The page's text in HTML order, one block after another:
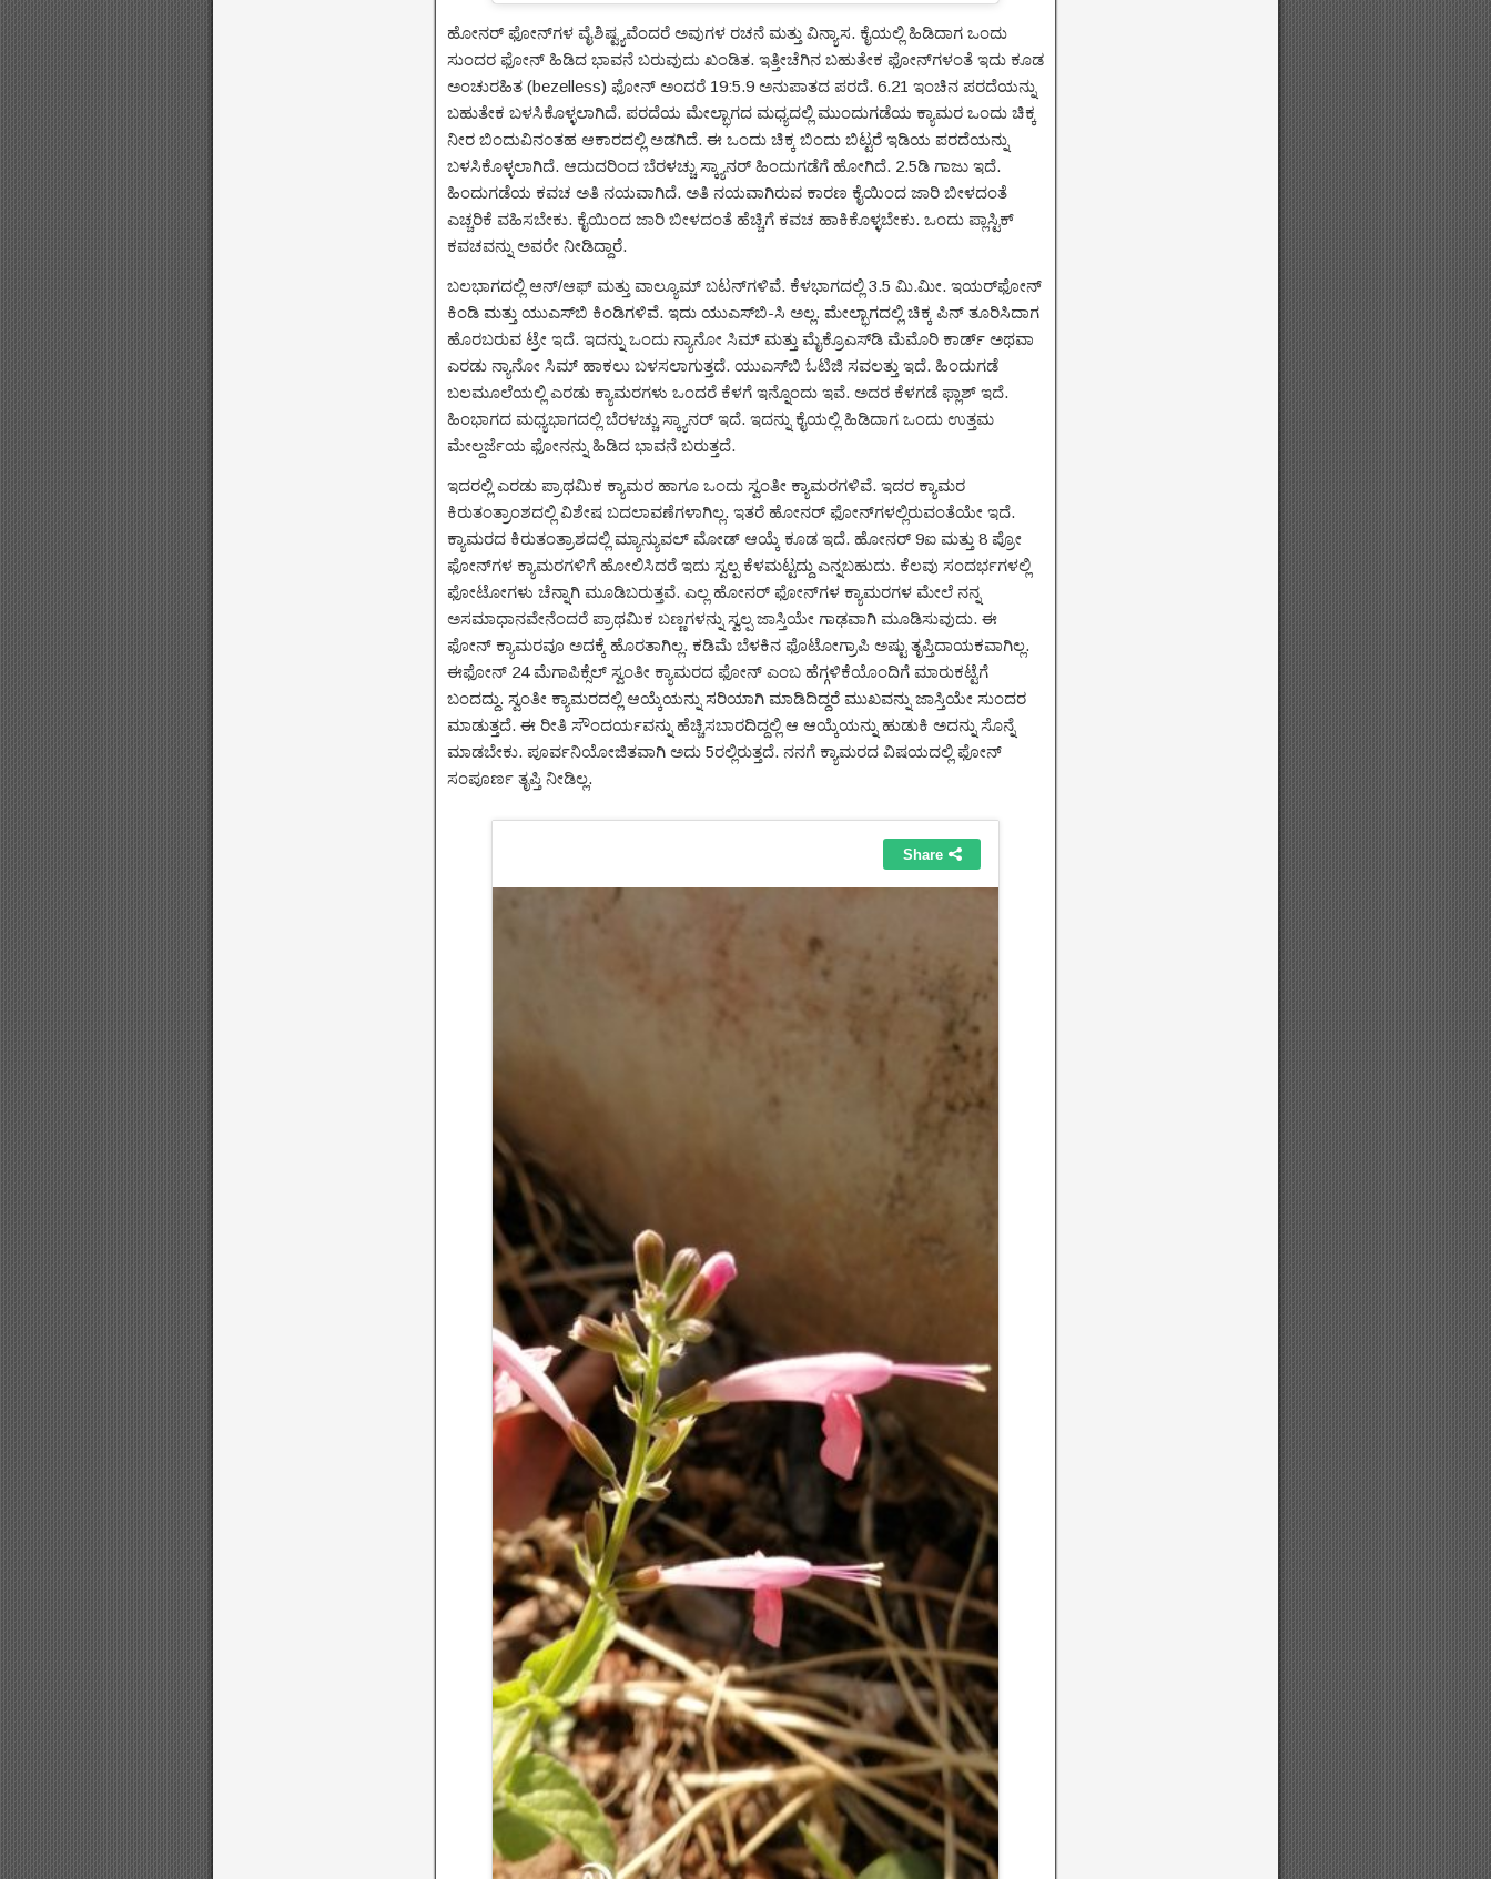
ಹೋನರ್ ಫೋನ್‌ಗಳ ವೈಶಿಷ್ಟ್ಯವೆಂದರೆ ಅವುಗಳ ರಚನೆ ಮತ್ತು ವಿನ್ಯಾಸ. ಕೈಯಲ್ಲಿ ಹಿಡಿದಾಗ ಒಂದು
ಸುಂದರ ಫೋನ್ ಹಿಡಿದ ಭಾವನೆ ಬರುವುದು ಖಂಡಿತ. ಇತ್ತೀಚೆಗಿನ ಬಹುತೇಕ ಫೋನ್‌ಗಳಂತೆ ಇದು ಕೂಡ
ಅಂಚುರಹಿತ (bezelless) ಫೋನ್ ಅಂದರೆ 19:5.9 ಅನುಪಾತದ ಪರದೆ. 6.21 ಇಂಚಿನ ಪರದೆಯನ್ನು
ಬಹುತೇಕ ಬಳಸಿಕೊಳ್ಳಲಾಗಿದೆ. ಪರದೆಯ ಮೇಲ್ಭಾಗದ ಮಧ್ಯದಲ್ಲಿ ಮುಂದುಗಡೆಯ ಕ್ಯಾಮರ ಒಂದು ಚಿಕ್ಕ
ನೀರ ಬಿಂದುವಿನಂತಹ ಆಕಾರದಲ್ಲಿ ಅಡಗಿದೆ. ಈ ಒಂದು ಚಿಕ್ಕ ಬಿಂದು ಬಿಟ್ಟರೆ ಇಡಿಯ ಪರದೆಯನ್ನು
ಬಳಸಿಕೊಳ್ಳಲಾಗಿದೆ. ಆದುದರಿಂದ ಬೆರಳಚ್ಚು ಸ್ಕ್ಯಾನರ್ ಹಿಂದುಗಡೆಗೆ ಹೋಗಿದೆ. 2.5ಡಿ ಗಾಜು ಇದೆ.
ಹಿಂದುಗಡೆಯ ಕವಚ ಅತಿ ನಯವಾಗಿದೆ. ಅತಿ ನಯವಾಗಿರುವ ಕಾರಣ ಕೈಯಿಂದ ಜಾರಿ ಬೀಳದಂತೆ
ಎಚ್ಚರಿಕೆ ವಹಿಸಬೇಕು. ಕೈಯಿಂದ ಜಾರಿ ಬೀಳದಂತೆ ಹೆಚ್ಚಿಗೆ ಕವಚ ಹಾಕಿಕೊಳ್ಳಬೇಕು. ಒಂದು ಪ್ಲಾಸ್ಟಿಕ್
ಕವಚವನ್ನು ಅವರೇ ನೀಡಿದ್ದಾರೆ.
ಬಲಭಾಗದಲ್ಲಿ ಆನ್/ಆಫ್ ಮತ್ತು ವಾಲ್ಯೂಮ್ ಬಟನ್‌ಗಳಿವೆ. ಕೆಳಭಾಗದಲ್ಲಿ 3.5 ಮಿ.ಮೀ. ಇಯರ್‌ಫೋನ್
ಕಿಂಡಿ ಮತ್ತು ಯುಎಸ್‌ಬಿ ಕಿಂಡಿಗಳಿವೆ. ಇದು ಯುಎಸ್‌ಬಿ-ಸಿ ಅಲ್ಲ. ಮೇಲ್ಭಾಗದಲ್ಲಿ ಚಿಕ್ಕ ಪಿನ್ ತೂರಿಸಿದಾಗ
ಹೊರಬರುವ ಟ್ರೇ ಇದೆ. ಇದನ್ನು ಒಂದು ನ್ಯಾನೋ ಸಿಮ್ ಮತ್ತು ಮೈಕ್ರೊಎಸ್‌ಡಿ ಮೆಮೊರಿ ಕಾರ್ಡ್ ಅಥವಾ
ಎರಡು ನ್ಯಾನೋ ಸಿಮ್ ಹಾಕಲು ಬಳಸಲಾಗುತ್ತದೆ. ಯುಎಸ್‌ಬಿ ಓಟಿಜಿ ಸವಲತ್ತು ಇದೆ. ಹಿಂದುಗಡೆ
ಬಲಮೂಲೆಯಲ್ಲಿ ಎರಡು ಕ್ಯಾಮರಗಳು ಒಂದರೆ ಕೆಳಗೆ ಇನ್ನೊಂದು ಇವೆ. ಅದರ ಕೆಳಗಡೆ ಫ್ಲಾಶ್ ಇದೆ.
ಹಿಂಭಾಗದ ಮಧ್ಯಭಾಗದಲ್ಲಿ ಬೆರಳಚ್ಚು ಸ್ಕ್ಯಾನರ್ ಇದೆ. ಇದನ್ನು ಕೈಯಲ್ಲಿ ಹಿಡಿದಾಗ ಒಂದು ಉತ್ತಮ
ಮೇಲ್ದರ್ಜೆಯ ಫೋನನ್ನು ಹಿಡಿದ ಭಾವನೆ ಬರುತ್ತದೆ.
ಇದರಲ್ಲಿ ಎರಡು ಪ್ರಾಥಮಿಕ ಕ್ಯಾಮರ ಹಾಗೂ ಒಂದು ಸ್ವಂತೀ ಕ್ಯಾಮರಗಳಿವೆ. ಇದರ ಕ್ಯಾಮರ
ಕಿರುತಂತ್ರಾಂಶದಲ್ಲಿ ವಿಶೇಷ ಬದಲಾವಣೆಗಳಾಗಿಲ್ಲ. ಇತರೆ ಹೋನರ್ ಫೋನ್‌ಗಳಲ್ಲಿರುವಂತೆಯೇ ಇದೆ.
ಕ್ಯಾಮರದ ಕಿರುತಂತ್ರಾಶದಲ್ಲಿ ಮ್ಯಾನ್ಯುವಲ್ ಮೋಡ್ ಆಯ್ಕೆ ಕೂಡ ಇದೆ. ಹೋನರ್ 9ಐ ಮತ್ತು 8 ಪ್ರೋ
ಫೋನ್‌ಗಳ ಕ್ಯಾಮರಗಳಿಗೆ ಹೋಲಿಸಿದರೆ ಇದು ಸ್ವಲ್ಪ ಕೆಳಮಟ್ಟದ್ದು ಎನ್ನಬಹುದು. ಕೆಲವು ಸಂದರ್ಭಗಳಲ್ಲಿ
ಫೋಟೋಗಳು ಚೆನ್ನಾಗಿ ಮೂಡಿಬರುತ್ತವೆ. ಎಲ್ಲ ಹೋನರ್ ಫೋನ್‌ಗಳ ಕ್ಯಾಮರಗಳ ಮೇಲೆ ನನ್ನ
ಅಸಮಾಧಾನವೇನೆಂದರೆ ಪ್ರಾಥಮಿಕ ಬಣ್ಣಗಳನ್ನು ಸ್ವಲ್ಪ ಜಾಸ್ತಿಯೇ ಗಾಢವಾಗಿ ಮೂಡಿಸುವುದು. ಈ
ಫೋನ್ ಕ್ಯಾಮರವೂ ಅದಕ್ಕೆ ಹೊರತಾಗಿಲ್ಲ. ಕಡಿಮೆ ಬೆಳಕಿನ ಫೊಟೋಗ್ರಾಪಿ ಅಷ್ಟು ತೃಪ್ತಿದಾಯಕವಾಗಿಲ್ಲ.
ಈಫೋನ್ 24 ಮೆಗಾಪಿಕ್ಸೆಲ್ ಸ್ವಂತೀ ಕ್ಯಾಮರದ ಫೋನ್ ಎಂಬ ಹೆಗ್ಗಳಿಕೆಯೊಂದಿಗೆ ಮಾರುಕಟ್ಟೆಗೆ
ಬಂದದ್ದು. ಸ್ವಂತೀ ಕ್ಯಾಮರದಲ್ಲಿ ಆಯ್ಕೆಯನ್ನು ಸರಿಯಾಗಿ ಮಾಡಿದಿದ್ದರೆ ಮುಖವನ್ನು ಜಾಸ್ತಿಯೇ ಸುಂದರ
ಮಾಡುತ್ತದೆ. ಈ ರೀತಿ ಸೌಂದರ್ಯವನ್ನು ಹೆಚ್ಚಿಸಬಾರದಿದ್ದಲ್ಲಿ ಆ ಆಯ್ಕೆಯನ್ನು ಹುಡುಕಿ ಅದನ್ನು ಸೊನ್ನೆ
ಮಾಡಬೇಕು. ಪೂರ್ವನಿಯೋಜಿತವಾಗಿ ಅದು 5ರಲ್ಲಿರುತ್ತದೆ. ನನಗೆ ಕ್ಯಾಮರದ ವಿಷಯದಲ್ಲಿ ಫೋನ್
ಸಂಪೂರ್ಣ ತೃಪ್ತಿ ನೀಡಿಲ್ಲ.